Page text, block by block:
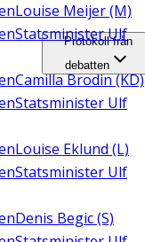
Louise Meijer (M)
Statsminister Ulf
Camilla Brodin (KD)
Statsminister Ulf
Louise Eklund (L)
Statsminister Ulf
Denis Begic (S)
Protokoll från
debatten